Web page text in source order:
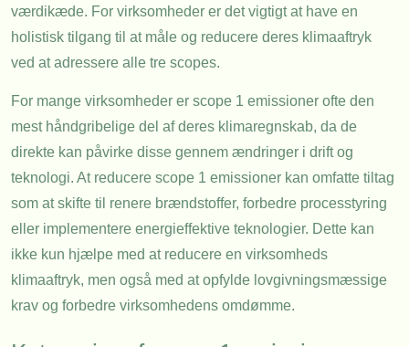
værdikæde. For virksomheder er det vigtigt at have en
holistisk tilgang til at måle og reducere deres klimaaftryk
ved at adressere alle tre scopes.
For mange virksomheder er scope 1 emissioner ofte den
mest håndgribelige del af deres klimaregnskab, da de
direkte kan påvirke disse gennem ændringer i drift og
teknologi. At reducere scope 1 emissioner kan omfatte tiltag
som at skifte til renere brændstoffer, forbedre processtyring
eller implementere energieffektive teknologier. Dette kan
ikke kun hjælpe med at reducere en virksomheds
klimaaftryk, men også med at opfylde lovgivningsmæssige
krav og forbedre virksomhedens omdømme.